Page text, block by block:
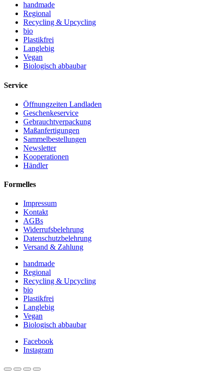
handmade
Regional
Recycling & Upcycling
bio
Plastikfrei
Langlebig
Vegan
Biologisch abbaubar
Service
Öffnungzeiten Landladen
Geschenkeservice
Gebrauchtverpackung
Maßanfertigungen
Sammelbestellungen
Newsletter
Kooperationen
Händler
Formelles
Impressum
Kontakt
AGBs
Widerrufsbelehrung
Datenschutzbelehrung
Versand & Zahlung
handmade
Regional
Recycling & Upcycling
bio
Plastikfrei
Langlebig
Vegan
Biologisch abbaubar
Facebook
Instagram